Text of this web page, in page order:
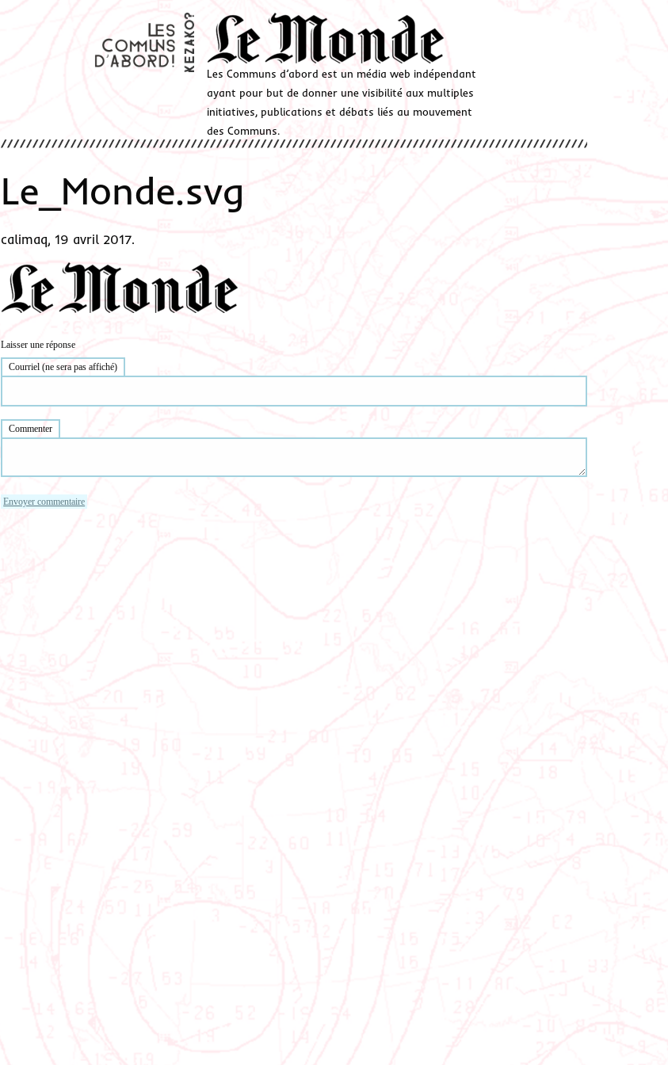
Les Communs d’abord est un média web indépendant
ayant pour but de donner une visibilité aux multiples
initiatives, publications et débats liés au mouvement
des Communs.
Le_Monde.svg
calimaq, 19 avril 2017.
Laisser une réponse
Courriel (ne sera pas affiché)
Commenter